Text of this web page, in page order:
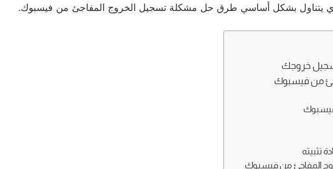
الذي يتناول بشكل أساسي طرق حل مشكلة تسجيل الخروج المفاجئ من فيسبوك.
خروجك
من فيسبوك